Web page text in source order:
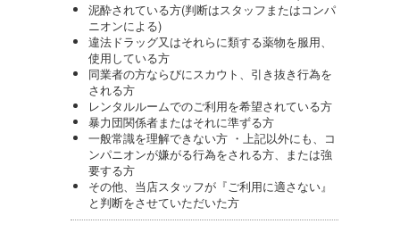
泥酔されている方(判断はスタッフまたはコンパ
ニオンによる)
違法ドラッグ又はそれらに類する薬物を服用、
使用している方
同業者の方ならびにスカウト、引き抜き行為を
される方
レンタルルームでのご利用を希望されている方
暴力団関係者またはそれに準ずる方
一般常識を理解できない方 ・上記以外にも、コ
ンパニオンが嫌がる行為をされる方、または強
要する方
その他、当店スタッフが『ご利用に適さない』
と判断をさせていただいた方